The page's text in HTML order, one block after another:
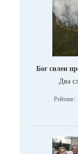
Бог силен
Два
Рейтинг: